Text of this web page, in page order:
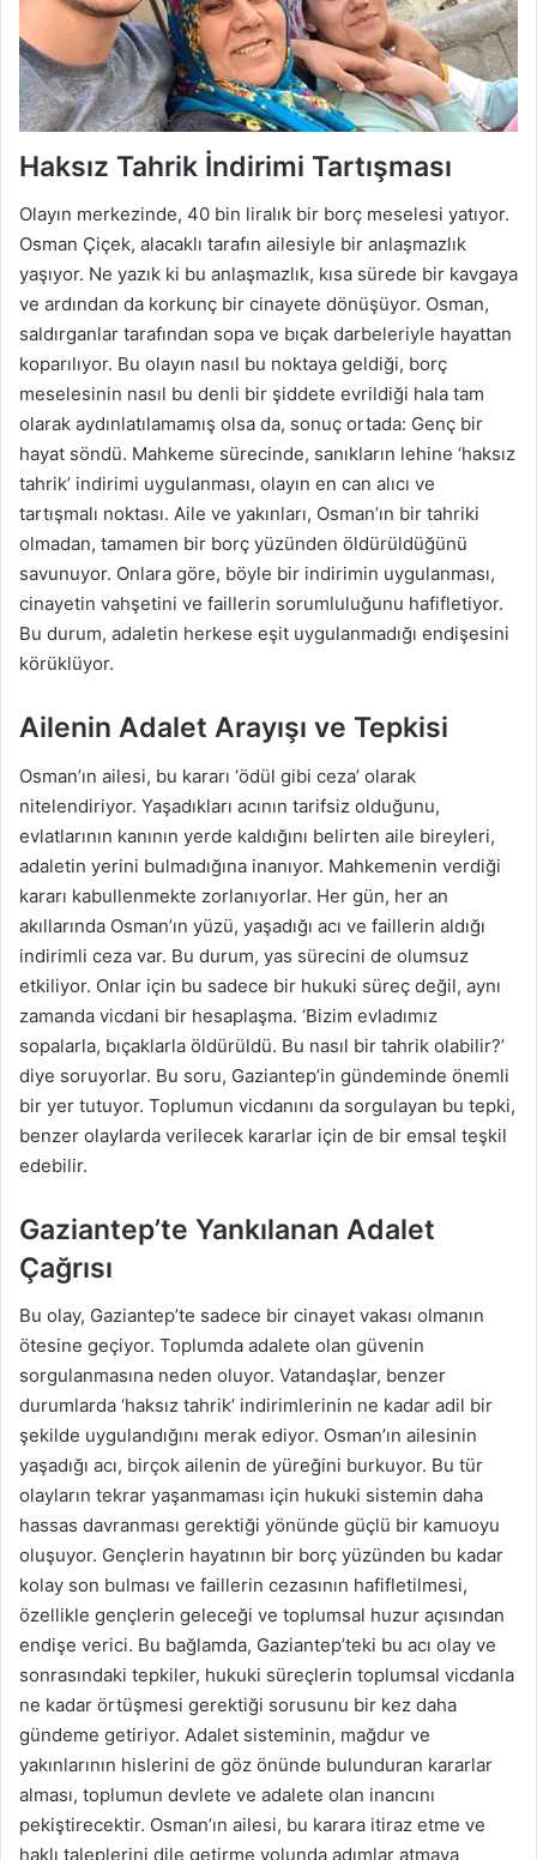
Haksız Tahrik İndirimi Tartışması
Olayın merkezinde, 40 bin liralık bir borç meselesi yatıyor.
Osman Çiçek, alacaklı tarafın ailesiyle bir anlaşmazlık
yaşıyor. Ne yazık ki bu anlaşmazlık, kısa sürede bir kavgaya
ve ardından da korkunç bir cinayete dönüşüyor. Osman,
saldırganlar tarafından sopa ve bıçak darbeleriyle hayattan
koparılıyor. Bu olayın nasıl bu noktaya geldiği, borç
meselesinin nasıl bu denli bir şiddete evrildiği hala tam
olarak aydınlatılamamış olsa da, sonuç ortada: Genç bir
hayat söndü. Mahkeme sürecinde, sanıkların lehine ‘haksız
tahrik’ indirimi uygulanması, olayın en can alıcı ve
tartışmalı noktası. Aile ve yakınları, Osman’ın bir tahriki
olmadan, tamamen bir borç yüzünden öldürüldüğünü
savunuyor. Onlara göre, böyle bir indirimin uygulanması,
cinayetin vahşetini ve faillerin sorumluluğunu hafifletiyor.
Bu durum, adaletin herkese eşit uygulanmadığı endişesini
körüklüyor.
Ailenin Adalet Arayışı ve Tepkisi
Osman’ın ailesi, bu kararı ‘ödül gibi ceza’ olarak
nitelendiriyor. Yaşadıkları acının tarifsiz olduğunu,
evlatlarının kanının yerde kaldığını belirten aile bireyleri,
adaletin yerini bulmadığına inanıyor. Mahkemenin verdiği
kararı kabullenmekte zorlanıyorlar. Her gün, her an
akıllarında Osman’ın yüzü, yaşadığı acı ve faillerin aldığı
indirimli ceza var. Bu durum, yas sürecini de olumsuz
etkiliyor. Onlar için bu sadece bir hukuki süreç değil, aynı
zamanda vicdani bir hesaplaşma. ‘Bizim evladımız
sopalarla, bıçaklarla öldürüldü. Bu nasıl bir tahrik olabilir?’
diye soruyorlar. Bu soru, Gaziantep’in gündeminde önemli
bir yer tutuyor. Toplumun vicdanını da sorgulayan bu tepki,
benzer olaylarda verilecek kararlar için de bir emsal teşkil
edebilir.
Gaziantep’te Yankılanan Adalet
Çağrısı
Bu olay, Gaziantep’te sadece bir cinayet vakası olmanın
ötesine geçiyor. Toplumda adalete olan güvenin
sorgulanmasına neden oluyor. Vatandaşlar, benzer
durumlarda ‘haksız tahrik’ indirimlerinin ne kadar adil bir
şekilde uygulandığını merak ediyor. Osman’ın ailesinin
yaşadığı acı, birçok ailenin de yüreğini burkuyor. Bu tür
olayların tekrar yaşanmaması için hukuki sistemin daha
hassas davranması gerektiği yönünde güçlü bir kamuoyu
oluşuyor. Gençlerin hayatının bir borç yüzünden bu kadar
kolay son bulması ve faillerin cezasının hafifletilmesi,
özellikle gençlerin geleceği ve toplumsal huzur açısından
endişe verici. Bu bağlamda, Gaziantep’teki bu acı olay ve
sonrasındaki tepkiler, hukuki süreçlerin toplumsal vicdanla
ne kadar örtüşmesi gerektiği sorusunu bir kez daha
gündeme getiriyor. Adalet sisteminin, mağdur ve
yakınlarının hislerini de göz önünde bulunduran kararlar
alması, toplumun devlete ve adalete olan inancını
pekiştirecektir. Osman’ın ailesi, bu karara itiraz etme ve
haklı taleplerini dile getirme yolunda adımlar atmaya